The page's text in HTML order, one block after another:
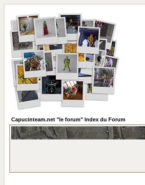
Capucinteam.net "le forum" Index du Forum